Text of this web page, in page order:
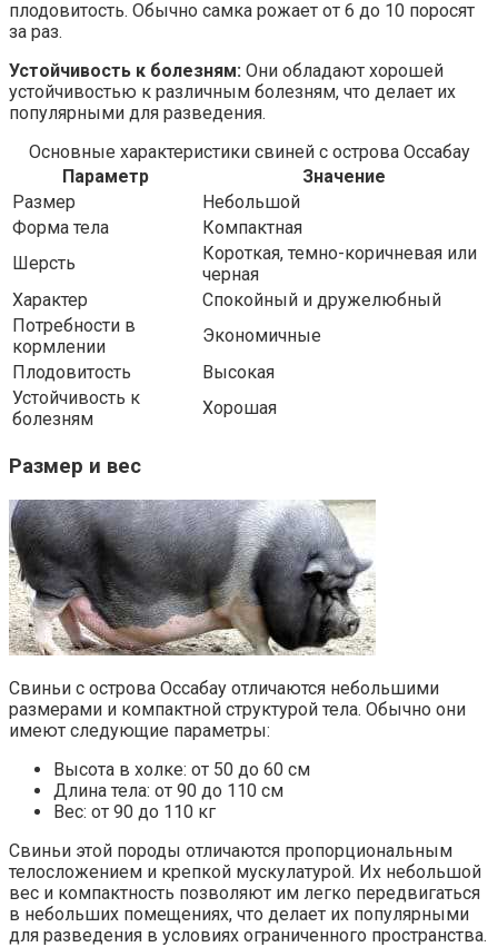
плодовитость. Обычно самка рожает от 6 до 10 поросят
за раз.
Устойчивость к болезням: Они обладают хорошей
устойчивостью к различным болезням, что делает их
популярными для разведения.
Основные характеристики свиней с острова Оссабау
Параметр
Значение
Размер
Небольшой
Форма тела
Компактная
Шерсть
Короткая, темно-коричневая или
черная
Характер
Спокойный и дружелюбный
Потребности в
кормлении
Экономичные
Плодовитость
Высокая
Устойчивость к
болезням
Хорошая
Размер и вес
Свиньи с острова Оссабау отличаются небольшими
размерами и компактной структурой тела. Обычно они
имеют следующие параметры:
Высота в холке: от 50 до 60 см
Длина тела: от 90 до 110 см
Вес: от 90 до 110 кг
Свиньи этой породы отличаются пропорциональным
телосложением и крепкой мускулатурой. Их небольшой
вес и компактность позволяют им легко передвигаться
в небольших помещениях, что делает их популярными
для разведения в условиях ограниченного пространства.